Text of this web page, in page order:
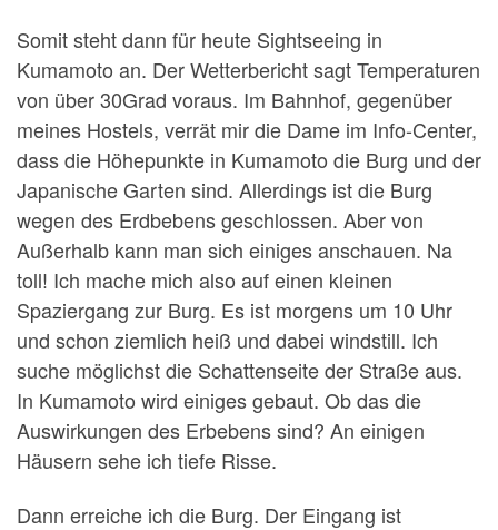
Somit steht dann für heute Sightseeing in
Kumamoto an. Der Wetterbericht sagt Temperaturen
von über 30Grad voraus. Im Bahnhof, gegenüber
meines Hostels, verrät mir die Dame im Info-Center,
dass die Höhepunkte in Kumamoto die Burg und der
Japanische Garten sind. Allerdings ist die Burg
wegen des Erdbebens geschlossen. Aber von
Außerhalb kann man sich einiges anschauen. Na
toll! Ich mache mich also auf einen kleinen
Spaziergang zur Burg. Es ist morgens um 10 Uhr
und schon ziemlich heiß und dabei windstill. Ich
suche möglichst die Schattenseite der Straße aus.
In Kumamoto wird einiges gebaut. Ob das die
Auswirkungen des Erbebens sind? An einigen
Häusern sehe ich tiefe Risse.
Dann erreiche ich die Burg. Der Eingang ist